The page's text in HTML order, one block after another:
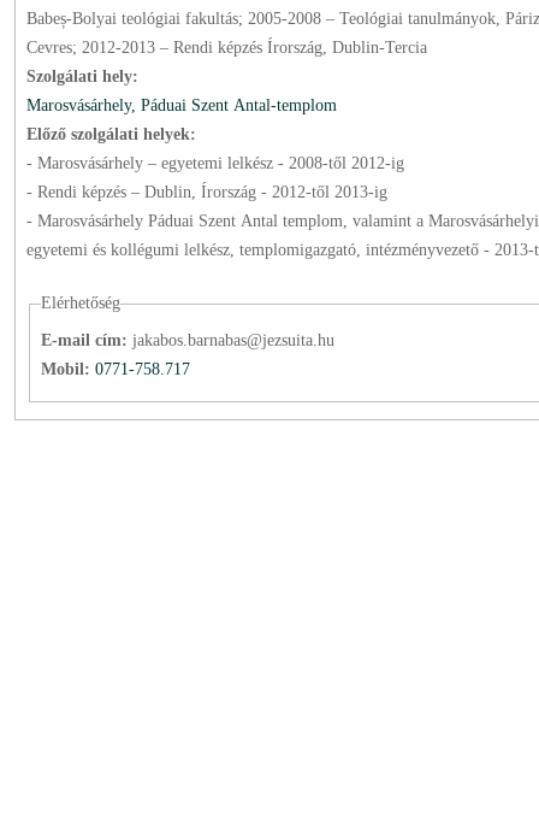
Babeș-Bolyai teológiai fakultás; 2005-2008 – Teológiai tanulmányok,
Cevres; 2012-2013 – Rendi képzés Írország, Dublin-Tercia
Szolgálati hely:
Marosvásárhely, Páduai Szent Antal-templom
Előző szolgálati helyek:
- Marosvásárhely – egyetemi lelkész - 2008-től 2012-ig
- Rendi képzés – Dublin, Írország - 2012-től 2013-ig
- Marosvásárhely Páduai Szent Antal templom, valamint a
egyetemi és kollégumi lelkész, templomigazgató, intézményvezető - 2013-
Elérhetőség
E-mail cím: jakabos.barnabas@jezsuita.hu
Mobil: 0771-758.717